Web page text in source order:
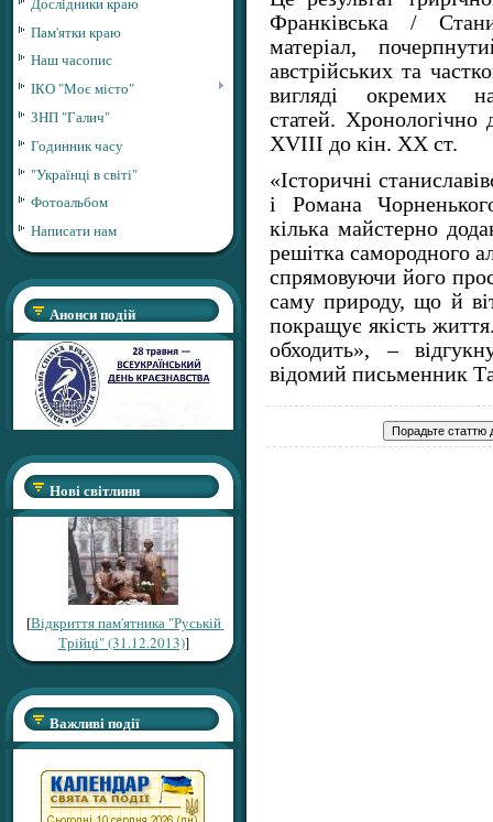
Пам'ятки краю
Наш часопис
ІКО "Моє місто"
ЗНП "Галич"
Годинник часу
"Українці в світі"
Фотоальбом
Написати нам
Анонси подій
Нові світлини
[Відкриття пам'ятника "Руській
Трійці" (31.12.2013)]
Важливі події
Франківська /
матеріал,
австрійських та
вигляді окремих
статей. Хронологічно
XVIIІ до кін. XX ст.
«Історичні
і Романа
кілька майстерно
решітка самородного
спрямовуючи його
саму природу, що й
покращує якість
обходить», –
відомий письменник